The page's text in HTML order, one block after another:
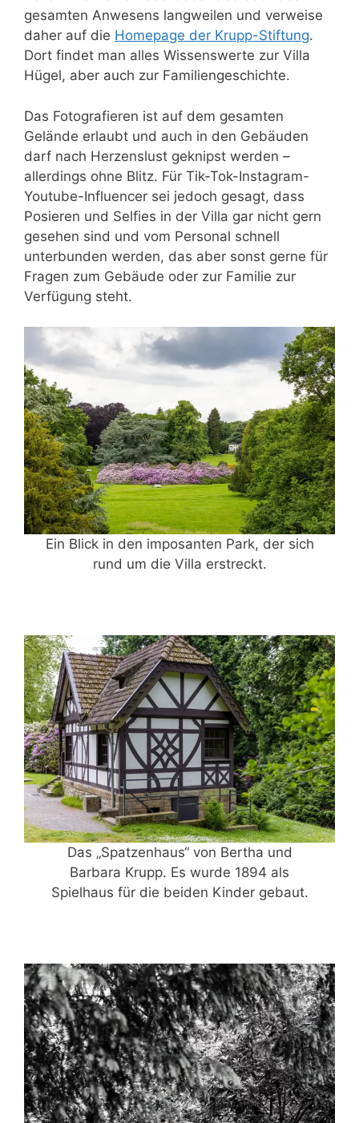
gesamten Anwesens langweilen und verweise
daher auf die Homepage der Krupp-Stiftung.
Dort findet man alles Wissenswerte zur Villa
Hügel, aber auch zur Familiengeschichte.
Das Fotografieren ist auf dem gesamten
Gelände erlaubt und auch in den Gebäuden
darf nach Herzenslust geknipst werden –
allerdings ohne Blitz. Für Tik-Tok-Instagram-
Youtube-Influencer sei jedoch gesagt, dass
Posieren und Selfies in der Villa gar nicht gern
gesehen sind und vom Personal schnell
unterbunden werden, das aber sonst gerne für
Fragen zum Gebäude oder zur Familie zur
Verfügung steht.
Ein Blick in den imposanten Park, der sich
rund um die Villa erstreckt.
Das „Spatzenhaus“ von Bertha und
Barbara Krupp. Es wurde 1894 als
Spielhaus für die beiden Kinder gebaut.